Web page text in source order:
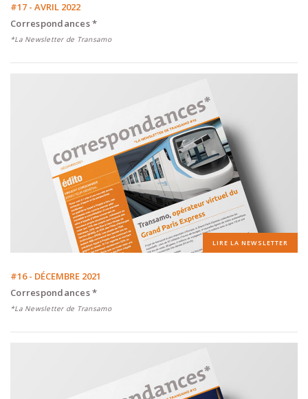
#17 - AVRIL 2022
Correspondances *
*La Newsletter de Transamo
LIRE LA NEWSLETTER
#16 - DÉCEMBRE 2021
Correspondances *
*La Newsletter de Transamo